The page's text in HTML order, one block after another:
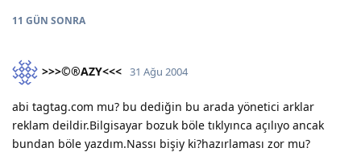
11 GÜN SONRA
>>>©®AZY<<< 31 Ağu 2004
abi tagtag.com mu? bu dediğin bu arada yönetici arklar
reklam deildir.Bilgisayar bozuk böle tıklyınca açılıyo ancak
bundan böle yazdım.Nassı bişiy ki?hazırlaması zor mu?